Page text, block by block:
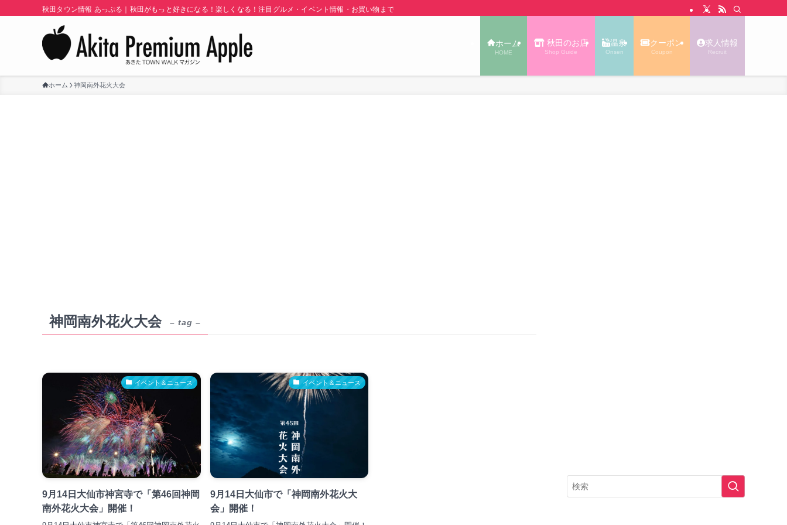
秋田タウン情報 あっぷる｜秋田がもっと好きになる！楽しくなる！注目グルメ・イベント情報・お買い物まで秋田の旬の街ネタをご紹介！ | あきた TOWN WALK あっぷる｜秋田タウン情報
ホーム
HOME
秋田のお店
Shop Guide
温泉
Onsen
クーポン
Coupon
求人情報
Recruit
ホーム 神岡南外花火大会
神岡南外花火大会 – tag –
イベント＆ニュース
9月14日大仙市神宮寺で「第46回神岡
南外花火大会」開催！
イベント＆ニュース
9月14日大仙市で「神岡南外花火大
会」開催！